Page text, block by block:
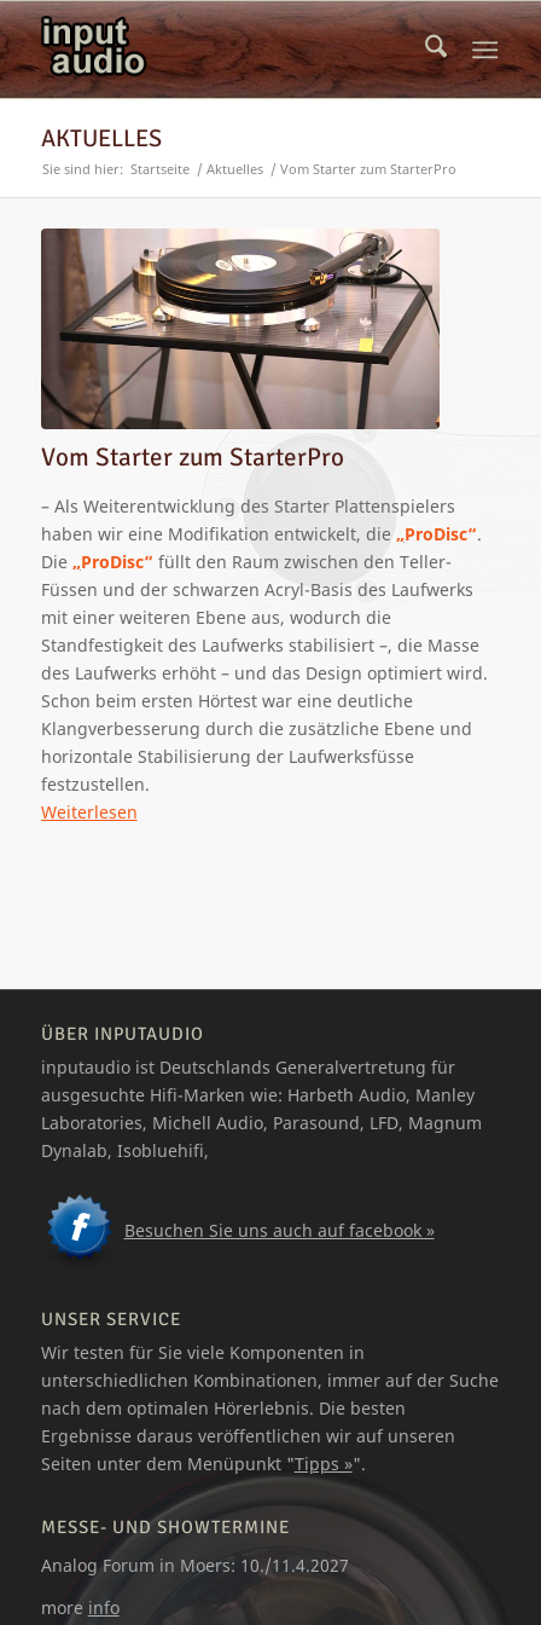
AKTUELLES
Sie sind hier: Startseite / Aktuelles / Vom Starter zum StarterPro
Vom Starter zum StarterPro
– Als Weiterentwicklung des Starter Plattenspielers
haben wir eine Modifikation entwickelt, die „ProDisc“.
Die „ProDisc“ füllt den Raum zwischen den Teller-
Füssen und der schwarzen Acryl-Basis des Laufwerks
mit einer weiteren Ebene aus, wodurch die
Standfestigkeit des Laufwerks stabilisiert –, die Masse
des Laufwerks erhöht – und das Design optimiert wird.
Schon beim ersten Hörtest war eine deutliche
Klangverbesserung durch die zusätzliche Ebene und
horizontale Stabilisierung der Laufwerksfüsse
festzustellen.
Weiterlesen
ÜBER INPUTAUDIO
inputaudio ist Deutschlands Generalvertretung für
ausgesuchte Hifi-Marken wie: Harbeth Audio, Manley
Laboratories, Michell Audio, Parasound, LFD, Magnum
Dynalab, Isobluehifi,
Besuchen Sie uns auch auf facebook »
UNSER SERVICE
Wir testen für Sie viele Komponenten in
unterschiedlichen Kombinationen, immer auf der Suche
nach dem optimalen Hörerlebnis. Die besten
Ergebnisse daraus veröffentlichen wir auf unseren
Seiten unter dem Menüpunkt "Tipps »".
MESSE- UND SHOWTERMINE
Analog Forum in Moers: 10./11.4.2027
more info